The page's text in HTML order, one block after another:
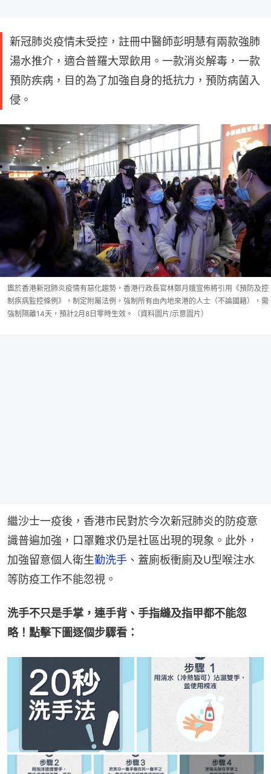
新冠肺炎疫情未受控，註冊中醫師彭明慧有兩款強肺
湯水推介，適合普羅大眾飲用。一款消炎解毒，一款
預防疾病，目的為了加強自身的抵抗力，預防病菌入
侵。
鑑於香港新冠肺炎疫情有惡化趨勢，香港行政長官林鄭月娥宣佈將引用《預防及控
制疾病監控條例》，制定附屬法例，強制所有由內地來港的人士（不論國籍），需
強制隔離14天，預計2月8日零時生效。（資料圖片/示意圖片）
繼沙士一疫後，香港市民對於今次新冠肺炎的防疫意
識普遍加強，口罩難求仍是社區出現的現象。此外，
加強留意個人衛生勤洗手 、蓋廁板衝廁及U型喉注水
等防疫工作不能忽視。
洗手不只是手掌，連手背、手指縫及指甲都不能忽
略！點擊下圖逐個步驟看：